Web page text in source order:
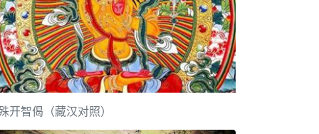
开智偈（藏汉对照）